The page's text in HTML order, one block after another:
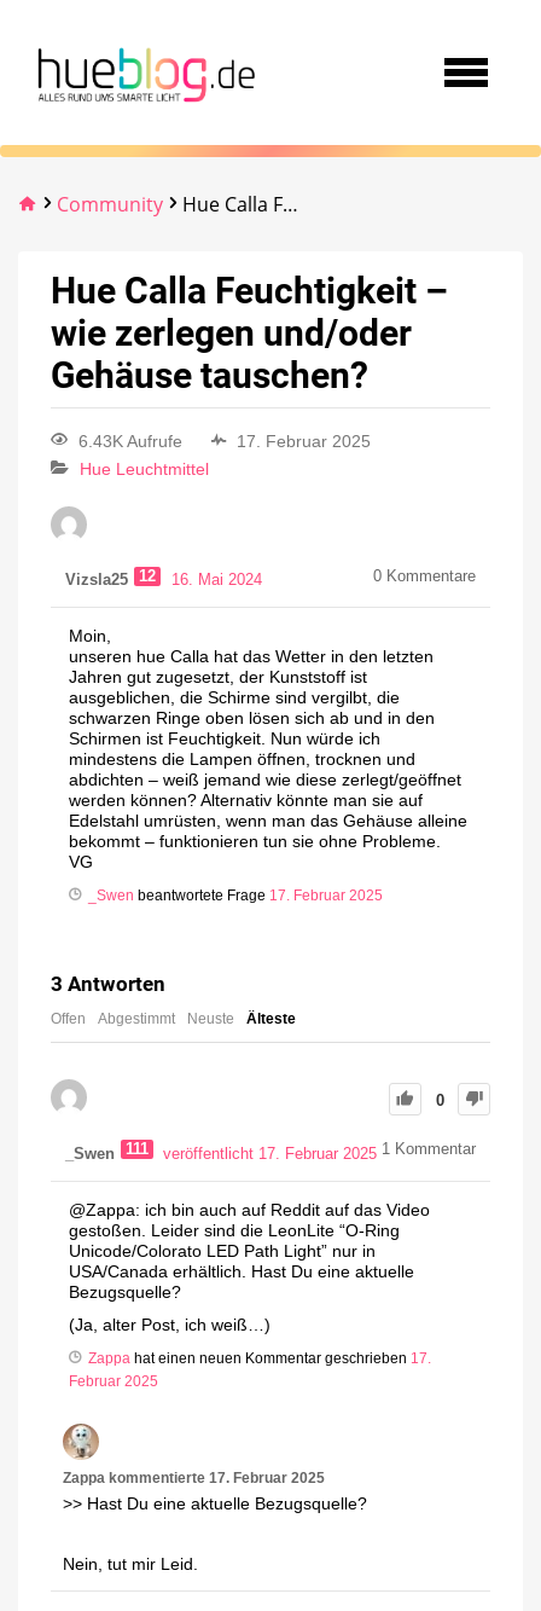
Community Hue Calla Feuchtigkeit – wie zerlegen und/oder Gehäuse tauschen?
Hue Calla Feuchtigkeit –
wie zerlegen und/oder
Gehäuse tauschen?
6.43K Aufrufe
17. Februar 2025
Hue Leuchtmittel
Vizsla25 12 16. Mai 2024 0 Kommentare
Moin,
unseren hue Calla hat das Wetter in den letzten
Jahren gut zugesetzt, der Kunststoff ist
ausgeblichen, die Schirme sind vergilbt, die
schwarzen Ringe oben lösen sich ab und in den
Schirmen ist Feuchtigkeit. Nun würde ich
mindestens die Lampen öffnen, trocknen und
abdichten – weiß jemand wie diese zerlegt/geöffnet
werden können? Alternativ könnte man sie auf
Edelstahl umrüsten, wenn man das Gehäuse alleine
bekommt – funktionieren tun sie ohne Probleme.
VG
_Swen beantwortete Frage 17. Februar 2025
3 Antworten
Offen Abgestimmt Neuste Älteste
0
_Swen 111 veröffentlicht 17. Februar 2025 1 Kommentar
@Zappa: ich bin auch auf Reddit auf das Video
gestoßen. Leider sind die LeonLite “O-Ring
Unicode/Colorato LED Path Light” nur in
USA/Canada erhältlich. Hast Du eine aktuelle
Bezugsquelle?
(Ja, alter Post, ich weiß…)
Zappa hat einen neuen Kommentar geschrieben 17.
Februar 2025
Zappa kommentierte 17. Februar 2025
>> Hast Du eine aktuelle Bezugsquelle?
Nein, tut mir Leid.